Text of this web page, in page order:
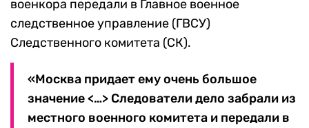
военкора передали в Главное военное
следственное управление (ГВСУ)
Следственного комитета (СК).
«Москва придает ему очень большое
значение <…> Следователи дело забрали из
местного военного комитета и передали в